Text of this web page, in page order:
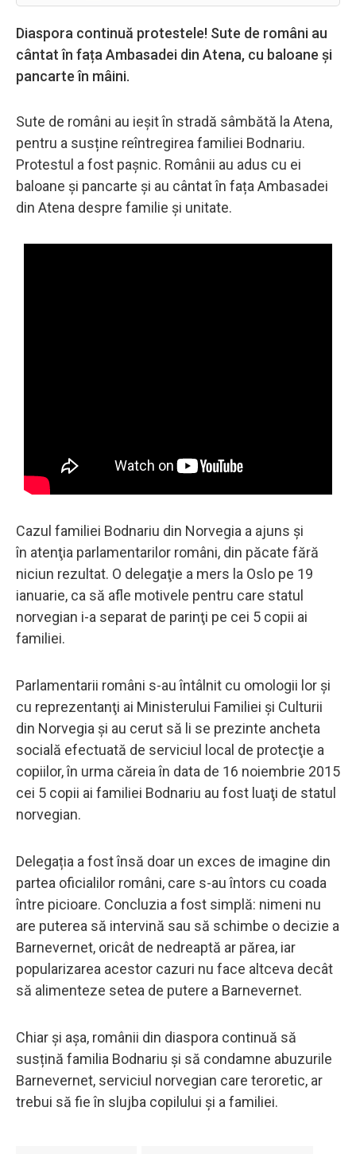
Diaspora continuă protestele! Sute de români au
cântat în fața Ambasadei din Atena, cu baloane și
pancarte în mâini.
Sute de români au ieșit în stradă sâmbătă la Atena,
pentru a susține reîntregirea familiei Bodnariu.
Protestul a fost pașnic. Românii au adus cu ei
baloane și pancarte și au cântat în fața Ambasadei
din Atena despre familie și unitate.
Cazul familiei Bodnariu din Norvegia a ajuns și
în atenţia parlamentarilor români, din păcate fără
niciun rezultat. O delegaţie a mers la Oslo pe 19
ianuarie, ca să afle motivele pentru care statul
norvegian i-a separat de parinţi pe cei 5 copii ai
familiei.
Parlamentarii români s-au întâlnit cu omologii lor şi
cu reprezentanţi ai Ministerului Familiei şi Culturii
din Norvegia și au cerut să li se prezinte ancheta
socială efectuată de serviciul local de protecţie a
copiilor, în urma căreia în data de 16 noiembrie 2015
cei 5 copii ai familiei Bodnariu au fost luaţi de statul
norvegian.
Delegația a fost însă doar un exces de imagine din
partea oficialilor români, care s-au întors cu coada
între picioare. Concluzia a fost simplă: nimeni nu
are puterea să intervină sau să schimbe o decizie a
Barnevernet, oricât de nedreaptă ar părea, iar
popularizarea acestor cazuri nu face altceva decât
să alimenteze setea de putere a Barnevernet.
Chiar și așa, românii din diaspora continuă să
susțină familia Bodnariu și să condamne abuzurile
Barnevernet, serviciul norvegian care teroretic, ar
trebui să fie în slujba copilului și a familiei.